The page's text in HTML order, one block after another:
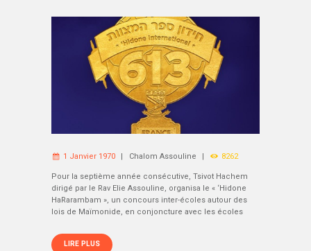
1 Janvier 1970 Chalom Assouline 8262
Pour la septième année consécutive, Tsivot Hachem
dirigé par le Rav Elie Assouline, organisa le « ‘Hidone
HaRarambam », un concours inter-écoles autour des
lois de Maïmonide, en conjoncture avec les écoles
LIRE PLUS